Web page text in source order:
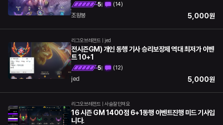
5| (14)
조왕붕 5,000원
리그오브레전드 | jed
전시즌GM) 개인 동행 기사 승리보장제 역대 최저가 이벤
트 10+1
5| (12)
jed 5,000원
리그오브레전드 | 사슬잘던져요
16 시즌 GM 1400점 6+1동행 이벤트진행 미드 기사입
니다.